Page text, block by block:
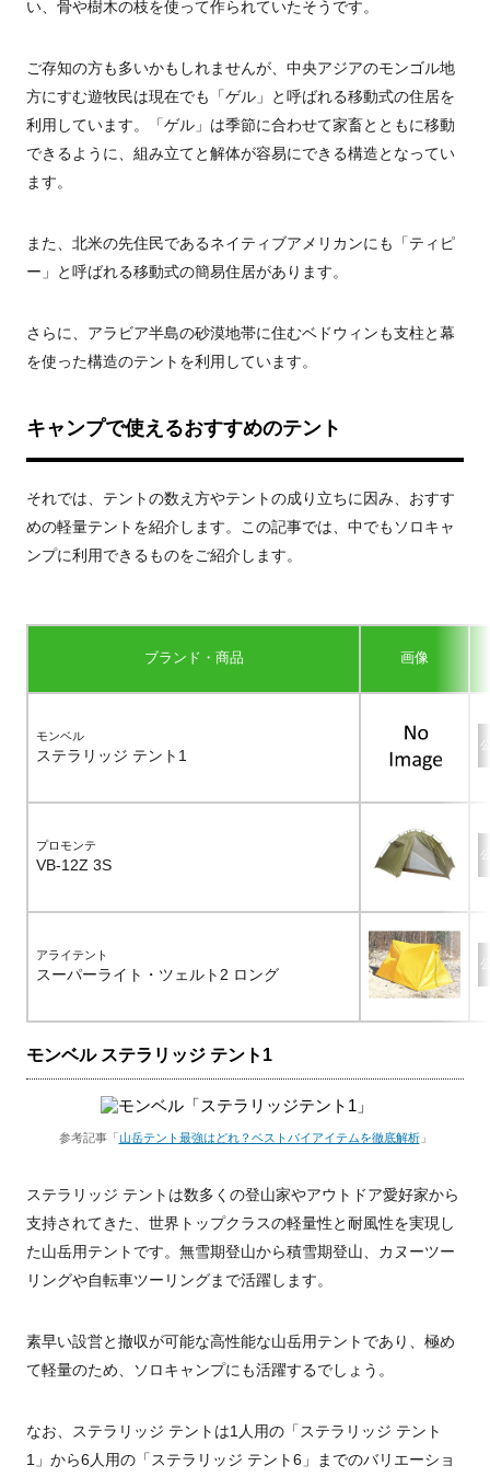
い、骨や樹木の枝を使って作られていたそうです。
ご存知の方も多いかもしれませんが、中央アジアのモンゴル地
方にすむ遊牧民は現在でも「ゲル」と呼ばれる移動式の住居を
利用しています。「ゲル」は季節に合わせて家畜とともに移動
できるように、組み立てと解体が容易にできる構造となってい
ます。
また、北米の先住民であるネイティブアメリカンにも「ティピ
ー」と呼ばれる移動式の簡易住居があります。
さらに、アラビア半島の砂漠地帯に住むベドウィンも支柱と幕
を使った構造のテントを利用しています。
キャンプで使えるおすすめのテント
それでは、テントの数え方やテントの成り立ちに因み、おすす
めの軽量テントを紹介します。この記事では、中でもソロキャ
ンプに利用できるものをご紹介します。
ブランド・商品 画像
モンベル
ステラリッジ テント1
プロモンテ
VB-12Z 3S
アライテント
スーパーライト・ツェルト2 ロング
モンベル ステラリッジ テント1
参考記事「 山岳テント最強はどれ？ベストバイアイテムを徹底解析」
ステラリッジ テントは数多くの登山家やアウトドア愛好家から
支持されてきた、世界トップクラスの軽量性と耐風性を実現し
た山岳用テントです。無雪期登山から積雪期登山、カヌーツー
リングや自転車ツーリングまで活躍します。
素早い設営と撤収が可能な高性能な山岳用テントであり、極め
て軽量のため、ソロキャンプにも活躍するでしょう。
なお、ステラリッジ テントは1人用の「ステラリッジ テント
1」から6人用の「ステラリッジ テント6」までのバリエーショ